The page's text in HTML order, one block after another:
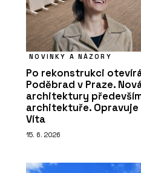
NOVINKY A NÁZORY
Po rekonstrukci
Poděbrad v Praze.
architektury
architektuře.
Víta
15. 6. 2026